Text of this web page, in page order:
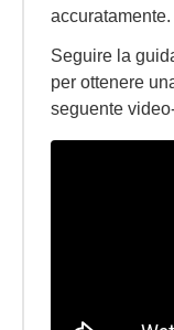
accuratamente.
Seguire la
per ottenere
seguente